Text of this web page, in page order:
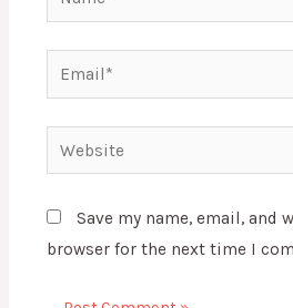
Email*
Website
Save my name, email, and
browser for the next time I